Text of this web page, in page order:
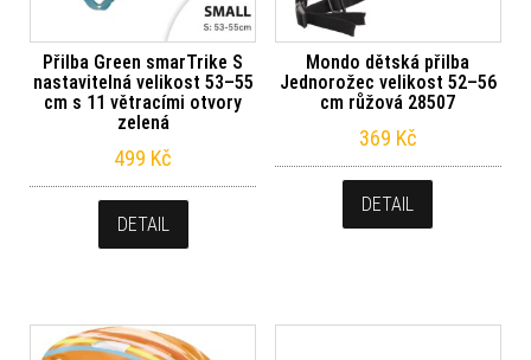
Přilba Green smarTrike S
nastavitelná velikost 53–55
cm s 11 větracími otvory
zelená
499 Kč
DETAIL
Mondo dětská přilba
Jednorožec velikost 52–56
cm růžová 28507
369 Kč
DETAIL